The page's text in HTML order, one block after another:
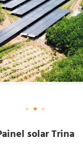
solar Trina